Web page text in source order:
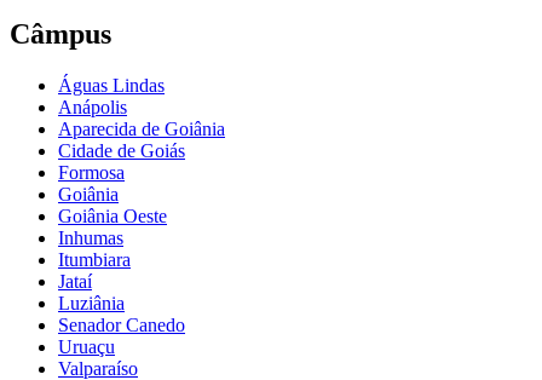
Câmpus
Águas Lindas
Anápolis
Aparecida de Goiânia
Cidade de Goiás
Formosa
Goiânia
Goiânia Oeste
Inhumas
Itumbiara
Jataí
Luziânia
Senador Canedo
Uruaçu
Valparaíso